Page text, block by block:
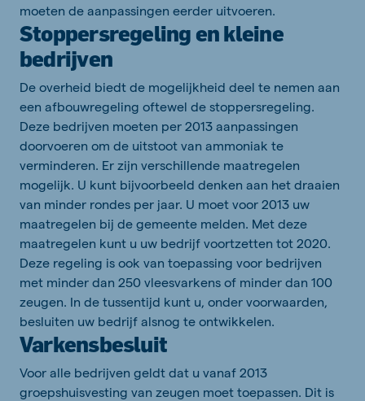
moeten de aanpassingen eerder uitvoeren.
Stoppersregeling en kleine
bedrijven
De overheid biedt de mogelijkheid deel te nemen aan
een afbouwregeling oftewel de stoppersregeling.
Deze bedrijven moeten per 2013 aanpassingen
doorvoeren om de uitstoot van ammoniak te
verminderen. Er zijn verschillende maatregelen
mogelijk. U kunt bijvoorbeeld denken aan het draaien
van minder rondes per jaar. U moet voor 2013 uw
maatregelen bij de gemeente melden. Met deze
maatregelen kunt u uw bedrijf voortzetten tot 2020.
Deze regeling is ook van toepassing voor bedrijven
met minder dan 250 vleesvarkens of minder dan 100
zeugen. In de tussentijd kunt u, onder voorwaarden,
besluiten uw bedrijf alsnog te ontwikkelen.
Varkensbesluit
Voor alle bedrijven geldt dat u vanaf 2013
groepshuisvesting van zeugen moet toepassen. Dit is